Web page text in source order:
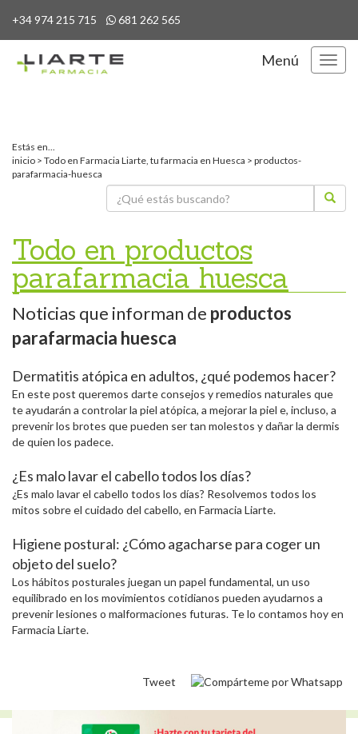
+34 974 215 715 681 262 565
Menú
Menú
Estás en...
inicio > Todo en Farmacia Liarte, tu farmacia en Huesca > productos-
parafarmacia-huesca
Todo en productos
parafarmacia huesca
Noticias que informan de productos
parafarmacia huesca
Dermatitis atópica en adultos, ¿qué podemos hacer?
En este post queremos darte consejos y remedios naturales que
te ayudarán a controlar la piel atópica, a mejorar la piel e, incluso, a
prevenir los brotes que pueden ser tan molestos y dañar la dermis
de quien los padece.
¿Es malo lavar el cabello todos los días?
¿Es malo lavar el cabello todos los días? Resolvemos todos los
mitos sobre el cuidado del cabello, en Farmacia Liarte.
Higiene postural: ¿Cómo agacharse para coger un
objeto del suelo?
Los hábitos posturales juegan un papel fundamental, un uso
equilibrado en los movimientos cotidianos pueden ayudarnos a
prevenir lesiones o malformaciones futuras. Te lo contamos hoy en
Farmacia Liarte.
Tweet